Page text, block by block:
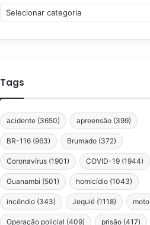
Categorias
Tags
acidente (3650) apreensão (399)
BR-116 (963) Brumado (372)
Coronavírus (1901) COVID-19 (1944)
Guanambi (501) homicídio (1043)
incêndio (343) Jequié (1118) moto
Operação policial (409) prisão (417)